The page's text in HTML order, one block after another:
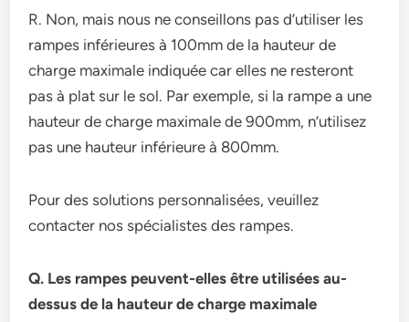
R. Non, mais nous ne conseillons pas d’utiliser les
rampes inférieures à 100mm de la hauteur de
charge maximale indiquée car elles ne resteront
pas à plat sur le sol. Par exemple, si la rampe a une
hauteur de charge maximale de 900mm, n’utilisez
pas une hauteur inférieure à 800mm.
Pour des solutions personnalisées, veuillez
contacter nos spécialistes des rampes.
Q. Les rampes peuvent-elles être utilisées au-
dessus de la hauteur de charge maximale